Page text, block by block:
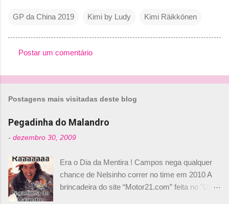
GP da China 2019 Kimi by Ludy Kimi Räikkönen
o
n
t
r
i
o
Postar um comentário
Postagens mais visitadas deste blog
Pegadinha do Malandro
- dezembro 30, 2009
Era o Dia da Mentira ! Campos nega qualquer
chance de Nelsinho correr no time em 2010 A
brincadeira do site “Motor21.com” feita no "Día